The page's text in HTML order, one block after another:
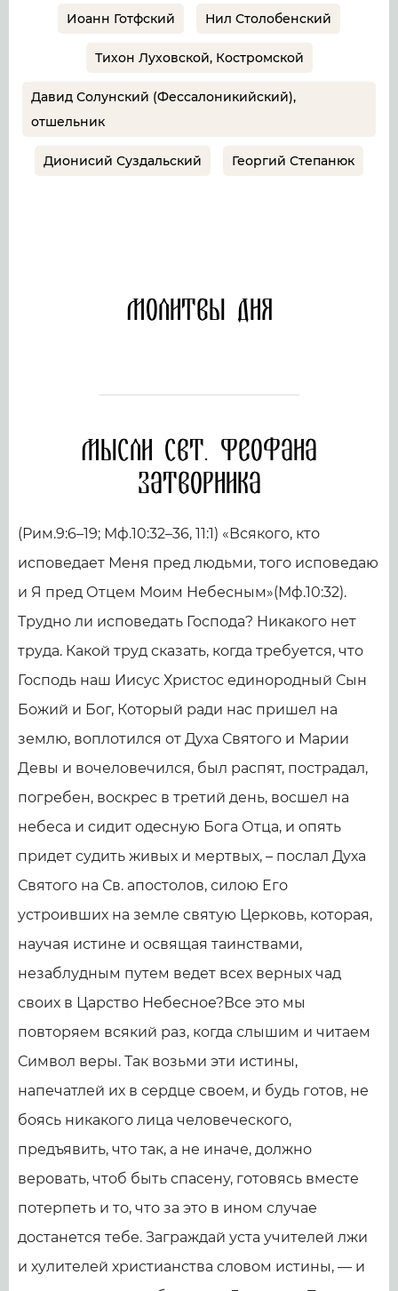
Иоанн Готфский Нил Столобенский
Тихон Луховской, Костромской
Давид Солунский (Фессалоникийский),
отшельник
Дионисий Суздальский Георгий Степанюк
Молитвы дня
Мысли свт. Феофана
Затворника
(Рим.9:6–19; Мф.10:32–36, 11:1) «Всякого, кто
исповедает Меня пред людьми, того исповедаю
и Я пред Отцем Моим Небесным»(Мф.10:32).
Трудно ли исповедать Господа? Никакого нет
труда. Какой труд сказать, когда требуется, что
Господь наш Иисус Христос единородный Сын
Божий и Бог, Который ради нас пришел на
землю, воплотился от Духа Святого и Марии
Девы и вочеловечился, был распят, пострадал,
погребен, воскрес в третий день, восшел на
небеса и сидит одесную Бога Отца, и опять
придет судить живых и мертвых, – послал Духа
Святого на Св. апостолов, силою Его
устроивших на земле святую Церковь, которая,
научая истине и освящая таинствами,
незаблудным путем ведет всех верных чад
своих в Царство Небесное?Все это мы
повторяем всякий раз, когда слышим и читаем
Символ веры. Так возьми эти истины,
напечатлей их в сердце своем, и будь готов, не
боясь никакого лица человеческого,
предъявить, что так, а не иначе, должно
веровать, чтоб быть спасену, готовясь вместе
потерпеть и то, что за это в ином случае
достанется тебе. Заграждай уста учителей лжи
и хулителей христианства словом истины, — и